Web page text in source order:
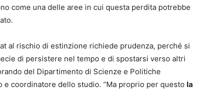
come una delle aree in cui questa perdita potrebbe
al rischio di estinzione richiede prudenza, perché si
di persistere nel tempo e di spostarsi verso altri
del Dipartimento di Scienze e Politiche
e coordinatore dello studio. “Ma proprio per questo la